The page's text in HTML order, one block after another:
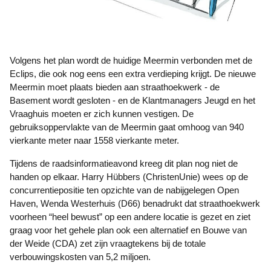
Volgens het plan wordt de huidige Meermin verbonden met de
Eclips, die ook nog eens een extra verdieping krijgt. De nieuwe
Meermin moet plaats bieden aan straathoekwerk - de
Basement wordt gesloten - en de Klantmanagers Jeugd en het
Vraaghuis moeten er zich kunnen vestigen. De
gebruiksoppervlakte van de Meermin gaat omhoog van 940
vierkante meter naar 1558 vierkante meter.
Tijdens de raadsinformatieavond kreeg dit plan nog niet de
handen op elkaar. Harry Hübbers (ChristenUnie) wees op de
concurrentiepositie ten opzichte van de nabijgelegen Open
Haven, Wenda Westerhuis (D66) benadrukt dat straathoekwerk
voorheen “heel bewust” op een andere locatie is gezet en ziet
graag voor het gehele plan ook een alternatief en Bouwe van
der Weide (CDA) zet zijn vraagtekens bij de totale
verbouwingskosten van 5,2 miljoen.